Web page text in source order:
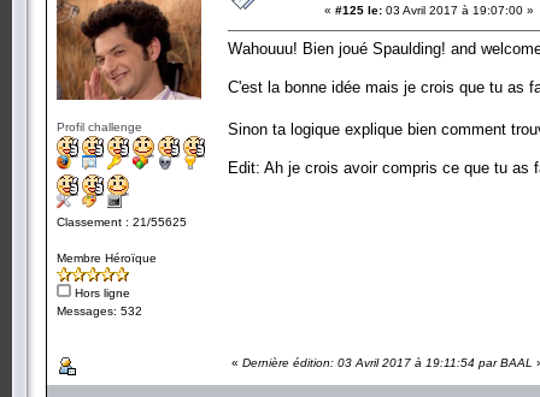
Profil challenge
Classement : 21/55625
Membre Héroïque
Hors ligne
Messages: 532
« #125 le: 03 Avril 2017 à 19:07:00 »
Wahouuu! Bien joué Spaulding! and
C'est la bonne idée mais je crois que tu as
Sinon ta logique explique bien comment
Edit: Ah je crois avoir compris ce que tu as
« Dernière édition: 03 Avril 2017 à 19:11:54 par BAAL